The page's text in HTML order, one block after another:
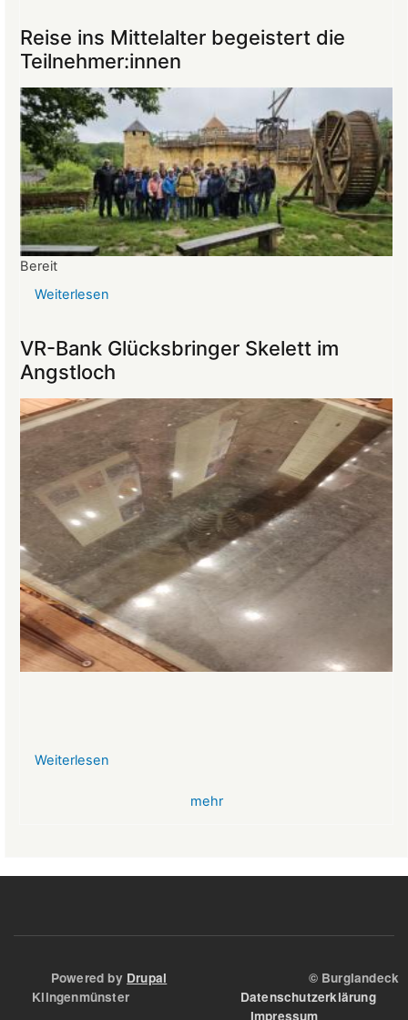
Mitgliederversammlung
vom
26.03.2025
Reise ins Mittelalter begeistert die
Teilnehmer:innen
Bereit
Weiterlesen
Mittelalter
begeistert
die
Teilnehmer:innen
VR-Bank Glücksbringer Skelett im
Angstloch
Weiterlesen
mehr
Powered by Drupal © Burglandeck
Klingenmünster Datenschutzerklärung
Impressum